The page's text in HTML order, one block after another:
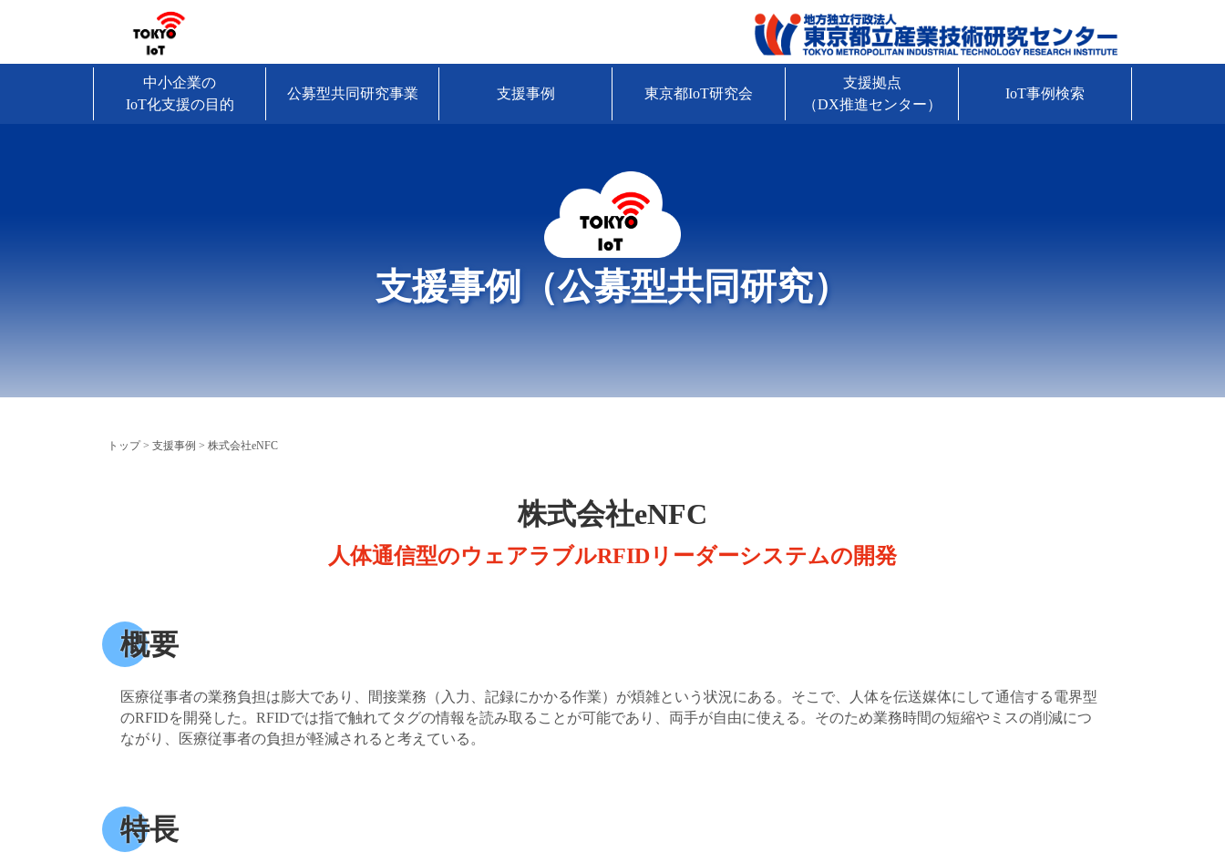
中小企業の
IoT化支援の目的
公募型共同研究事業 支援事例 東京都IoT研究会
支援拠点
（DX推進センター）
IoT事例検索
支援事例（公募型共同研究）
トップ> 支援事例 > 株式会社eNFC
株式会社eNFC
人体通信型のウェアラブルRFIDリーダーシステムの開発
概要
医療従事者の業務負担は膨大であり、間接業務（入力、記録にかかる作業）が煩雑という状況にある。そこで、人体を伝送媒体にして通信する電界型
のRFIDを開発した。RFIDでは指で触れてタグの情報を読み取ることが可能であり、両手が自由に使える。そのため業務時間の短縮やミスの削減につ
ながり、医療従事者の負担が軽減されると考えている。
特長